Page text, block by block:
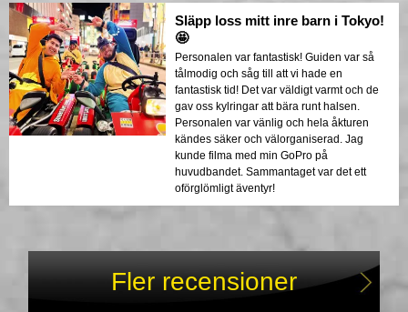
Släpp loss mitt inre barn i Tokyo!
🤩
Personalen var fantastisk! Guiden var så
tålmodig och såg till att vi hade en
fantastisk tid! Det var väldigt varmt och de
gav oss kylringar att bära runt halsen.
Personalen var vänlig och hela åkturen
kändes säker och välorganiserad. Jag
kunde filma med min GoPro på
huvudbandet. Sammantaget var det ett
oförglömligt äventyr!
Fler recensioner